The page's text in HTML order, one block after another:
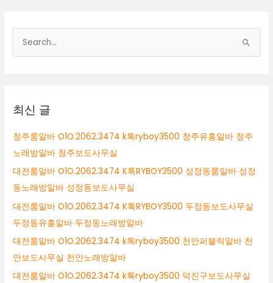
톡
RYBOY3500
고
래
알
바
고
양
시
여
성
알
고
양
시
최신 글
청주룸알바 O1O.2062.3474 k톡ryboy3500 청주유흥알바 청주
노래방알바 청주보도사무실
대전룸알바 O1O.2062.3474 K톡RYBOY3500 성정동룸알바 성정
동노래방알바 성정동보도사무실
대전룸알바 O1O.2062.3474 K톡RYBOY3500 두정동보도사무실
두정동유흥알바 두정동노래방알바
대전룸알바 O1O.2062.3474 k톡ryboy3500 천안퍼블릭알바 천
안보도사무실 천안노래방알바
대전룸알바 O1O.2062.3474 k톡ryboy3500 덕진구보도사무실